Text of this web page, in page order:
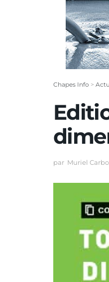
Chapes Info >
par Muriel